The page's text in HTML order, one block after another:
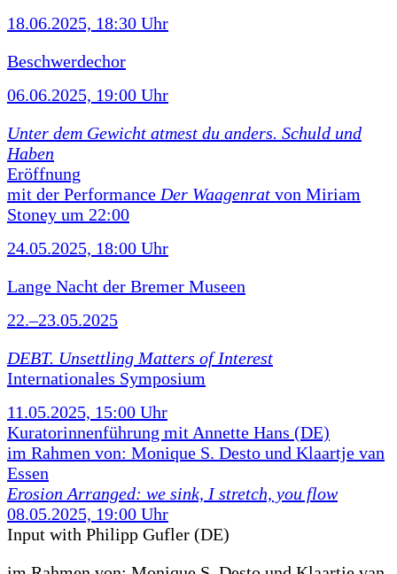
18.06.2025, 18:30 Uhr
Beschwerdechor
06.06.2025, 19:00 Uhr
Unter dem Gewicht atmest du anders. Schuld und
Haben
Eröffnung
mit der Performance Der Waagenrat von Miriam
Stoney um 22:00
24.05.2025, 18:00 Uhr
Lange Nacht der Bremer Museen
22.–23.05.2025
DEBT. Unsettling Matters of Interest
Internationales Symposium
11.05.2025, 15:00 Uhr
Kuratorinnenführung mit Annette Hans (DE)
im Rahmen von: Monique S. Desto und Klaartje van
Essen
Erosion Arranged: we sink, I stretch, you flow
08.05.2025, 19:00 Uhr
Input with Philipp Gufler (DE)